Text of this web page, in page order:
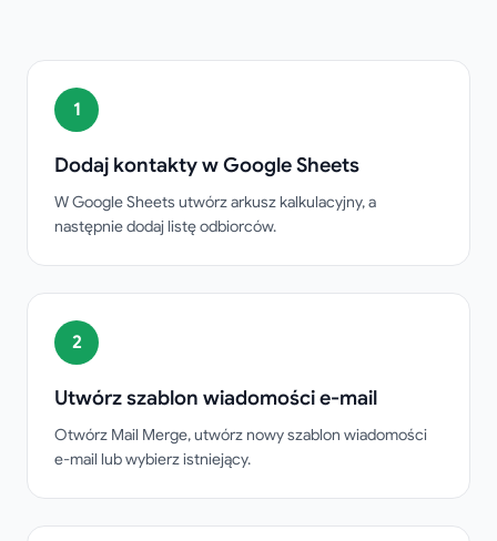
1
Dodaj kontakty w Google Sheets
W Google Sheets utwórz arkusz kalkulacyjny, a
następnie dodaj listę odbiorców.
2
Utwórz szablon wiadomości e-mail
Otwórz Mail Merge, utwórz nowy szablon wiadomości
e-mail lub wybierz istniejący.